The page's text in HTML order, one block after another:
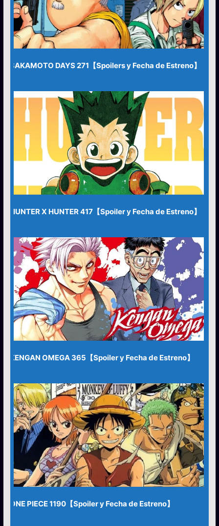
SAKAMOTO DAYS 271【Spoilers y Fecha de Estreno】
HUNTER X HUNTER 417【Spoiler y Fecha de Estreno】
KENGAN OMEGA 365【Spoiler y Fecha de Estreno】
ONE PIECE 1190【Spoiler y Fecha de Estreno】